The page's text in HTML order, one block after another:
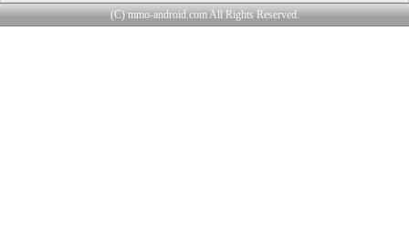
(C) mmo-android.com All Rights Reserved.